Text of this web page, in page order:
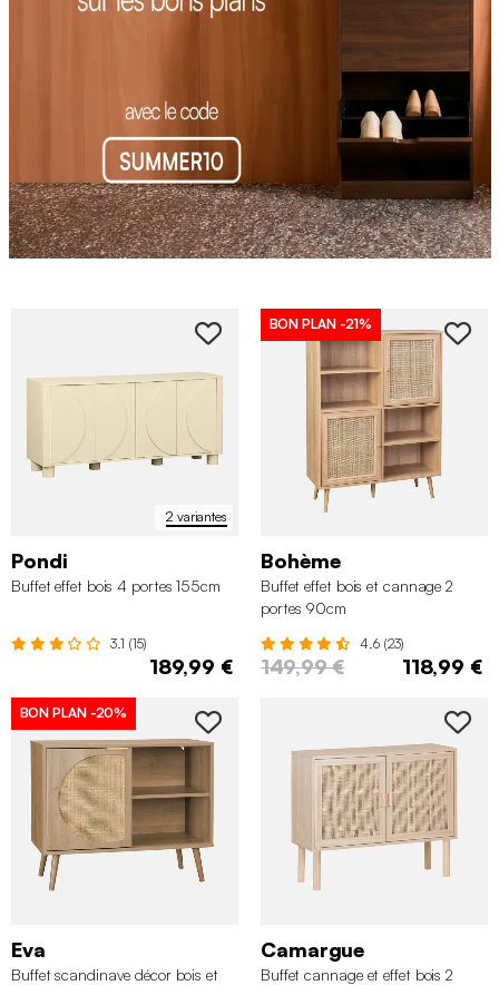
2 variantes
Pondi
Buffet effet bois 4 portes 155cm
3.1 (15)
189,99 €
BON PLAN -21%
Bohème
Buffet effet bois et cannage 2
portes 90cm
4.6 (23)
149,99 € 118,99 €
BON PLAN -20%
Eva
Buffet scandinave décor bois et
Camargue
Buffet cannage et effet bois 2